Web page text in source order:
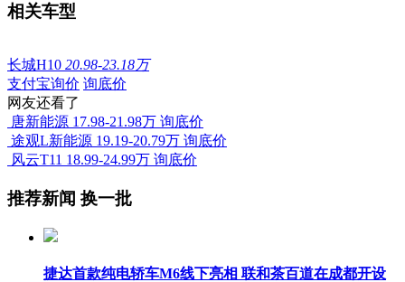
相关车型
长城H10 20.98-23.18万
支付宝询价 询底价
网友还看了
唐新能源 17.98-21.98万 询底价
途观L新能源 19.19-20.79万 询底价
风云T11 18.99-24.99万 询底价
推荐新闻 换一批
捷达首款纯电轿车M6线下亮相 联和茶百道在成都开设